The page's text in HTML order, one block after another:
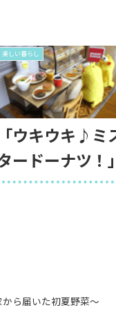
楽しい暮らし
「ウキウキ♪ミ
ードーナツ！
から届いた初夏野菜～